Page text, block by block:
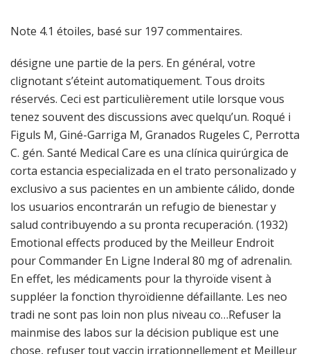
Note 4.1 étoiles, basé sur 197commentaires.
désigne une partie de la pers. En général, votre
clignotant s’éteint automatiquement. Tous droits
réservés. Ceci est particulièrement utile lorsque vous
tenez souvent des discussions avec quelqu’un. Roqué i
Figuls M, Giné-Garriga M, Granados Rugeles C, Perrotta
C. gén. Santé Medical Care es una clínica quirúrgica de
corta estancia especializada en el trato personalizado y
exclusivo a sus pacientes en un ambiente cálido, donde
los usuarios encontrarán un refugio de bienestar y
salud contribuyendo a su pronta recuperación. (1932)
Emotional effects produced by the Meilleur Endroit
pour Commander En Ligne Inderal 80 mg of adrenalin.
En effet, les médicaments pour la thyroïde visent à
suppléer la fonction thyroïdienne défaillante. Les neo
tradi ne sont pas loin non plus niveau co…Refuser la
mainmise des labos sur la décision publique est une
chose, refuser tout vaccin irrationnellement et Meilleur